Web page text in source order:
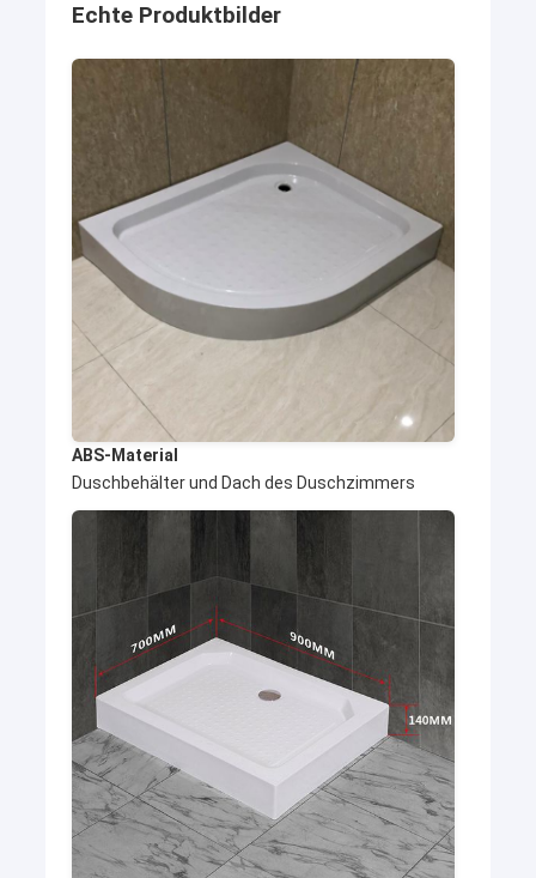
Echte Produktbilder
ABS-Material
Duschbehälter und Dach des Duschzimmers